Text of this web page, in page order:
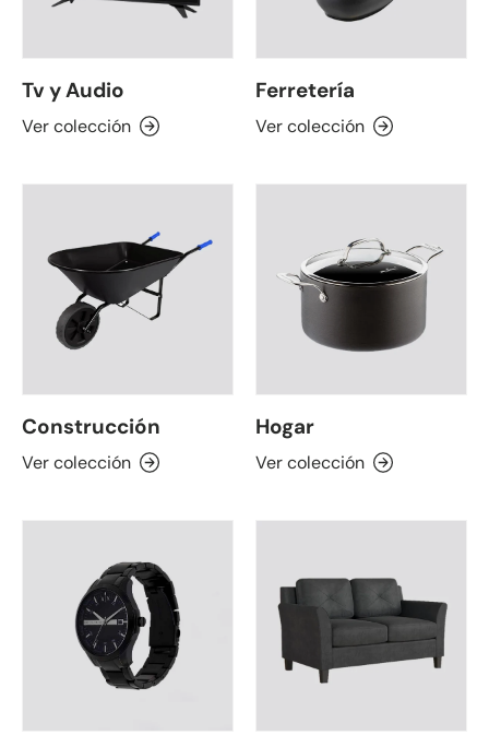
Tv y Audio
Ver colección
Ferretería
Ver colección
Construcción
Ver colección
Hogar
Ver colección